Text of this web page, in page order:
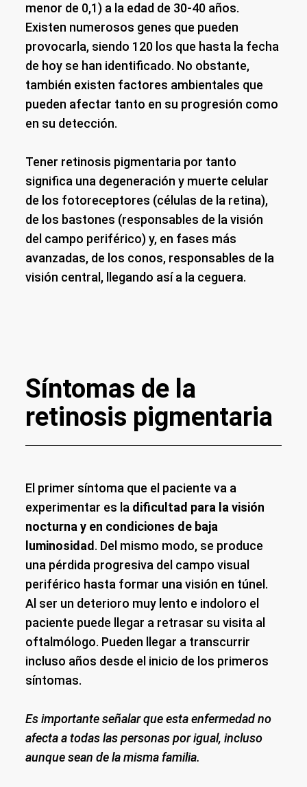
menor de 0,1) a la edad de 30-40 años.
Existen numerosos genes que pueden
provocarla, siendo 120 los que hasta la fecha
de hoy se han identificado. No obstante,
también existen factores ambientales que
pueden afectar tanto en su progresión como
en su detección.
Tener retinosis pigmentaria por tanto
significa una degeneración y muerte celular
de los fotoreceptores (células de la retina),
de los bastones (responsables de la visión
del campo periférico) y, en fases más
avanzadas, de los conos, responsables de la
visión central, llegando así a la ceguera.
Síntomas de la
retinosis pigmentaria
El primer síntoma que el paciente va a
experimentar es la dificultad para la visión
nocturna y en condiciones de baja
luminosidad. Del mismo modo, se produce
una pérdida progresiva del campo visual
periférico hasta formar una visión en túnel.
Al ser un deterioro muy lento e indoloro el
paciente puede llegar a retrasar su visita al
oftalmólogo. Pueden llegar a transcurrir
incluso años desde el inicio de los primeros
síntomas.
Es importante señalar que esta enfermedad no
afecta a todas las personas por igual, incluso
aunque sean de la misma familia.